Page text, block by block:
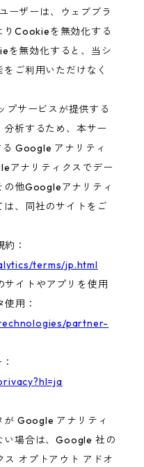
ーザーは、ウェブブラ
りCookieを無効化する
を無効化すると、当シ
ご利用いただけなく
プサービスが提供する
析するため、本サー
Google アナリティ
アナリティクスでデー
の他Googleアナリティ
は、同社のサイトをご
：
terms/jp.html
イトやアプリを使用
用：
partner-
が Google アナリティ
い場合は、Google 社の
オプトアウト アドオ